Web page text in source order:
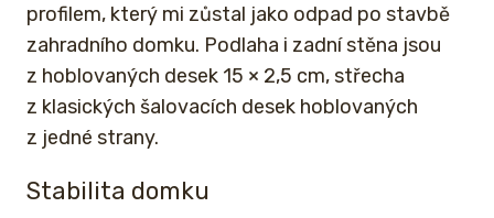
profilem, který mi zůstal jako odpad po stavbě
zahradního domku. Podlaha i zadní stěna jsou
z hoblovaných desek 15 × 2,5 cm, střecha
z klasických šalovacích desek hoblovaných
z jedné strany.
Stabilita domku